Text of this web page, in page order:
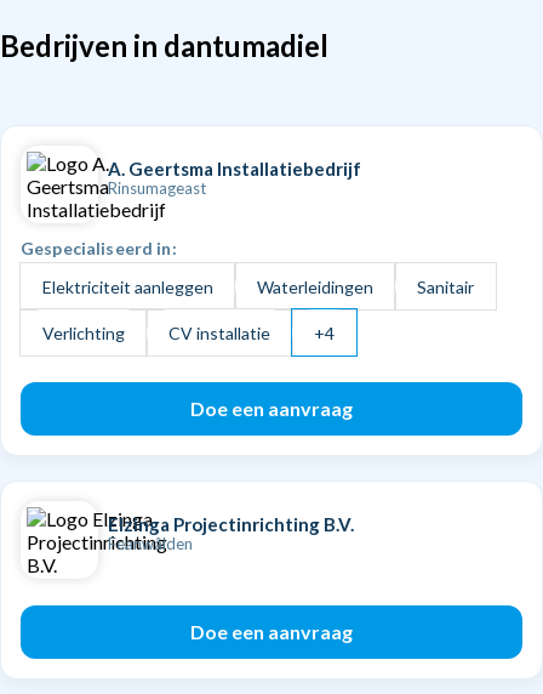
Bedrijven in dantumadiel
A. Geertsma Installatiebedrijf
Rinsumageast
Gespecialiseerd in:
Elektriciteit aanleggen
Waterleidingen Sanitair
Verlichting CV installatie +4
Doe een aanvraag
Elzinga Projectinrichting B.V.
Feanwâlden
Doe een aanvraag